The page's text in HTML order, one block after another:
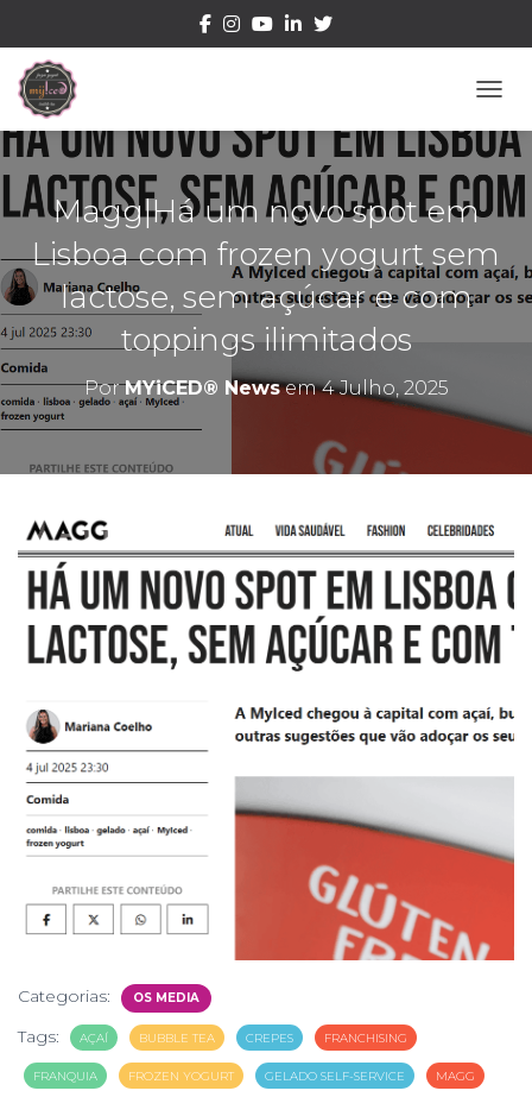
Magg|Há um novo spot em
Lisboa com frozen yogurt sem
lactose, sem açúcar e com
toppings ilimitados
PorMYiCED® Newsem4 Julho, 2025
Categorias: OS MEDIA
Tags: AÇAÍ BUBBLE TEA CREPES FRANCHISING
FRANQUIA FROZEN YOGURT GELADO SELF-SERVICE MAGG